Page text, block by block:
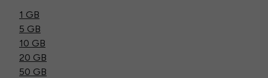
1 GB
5 GB
10 GB
20 GB
50 GB